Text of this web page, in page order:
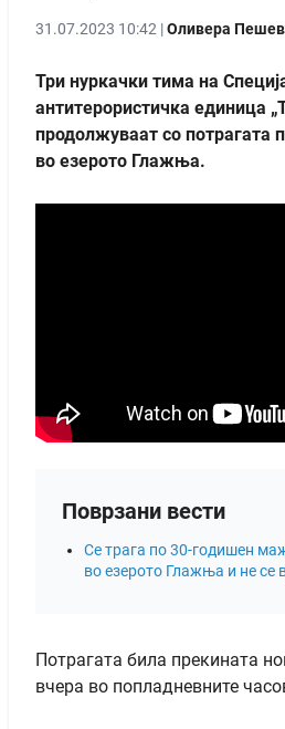
31.07.2023 10:42 |Оливера
Три нуркачки тима на
антитерористичка единица
продолжуваат со потрагата
во езерото Глажња.
Поврзани вести
Се трага по 30-годишен
во езерото Глажња и не се
Потрагата била прекината
вчера во попладневните